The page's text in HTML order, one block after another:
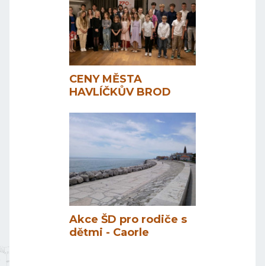
CENY MĚSTA
HAVLÍČKŮV BROD
Akce ŠD pro rodiče s
dětmi - Caorle